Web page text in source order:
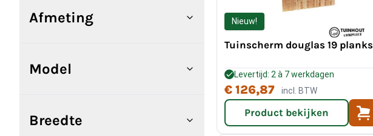
Afmeting
Model
Breedte
Nieuw!
Tuinscherm douglas 19 planks
Levertijd: 2 à 7 werkdagen
€ 126,87 incl. BTW
Product bekijken